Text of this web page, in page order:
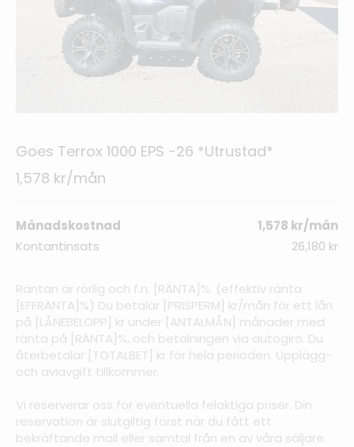
Goes Terrox 1000 EPS -26 *Utrustad*
1,578 kr/mån
Månadskostnad
1,578 kr/mån
Kontantinsats
26,180 kr
Räntan är rörlig och f.n. [RÄNTA]%. (effektiv ränta
[EFFRÄNTA]%) Du betalar [PRISPERM] kr/mån för ett lån
på [LÅNEBELOPP] kr under [ANTALMÅN] månader med
ränta på [RÄNTA]%, och betalningen via autogiro. Du
återbetalar [TOTALBET] kr för hela perioden. Upplägg-
och aviavgift tillkommer.
Vi reserverar oss för eventuella felaktiga priser. Din
reservation är slutgiltig först när du fått ett
bekräftande mail eller samtal från en av våra säljare.